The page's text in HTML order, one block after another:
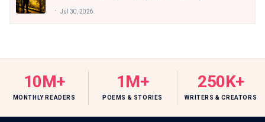
Jul 30, 2026
10M+
MONTHLY READERS
1M+
POEMS & STORIES
250K+
WRITERS & CREATORS